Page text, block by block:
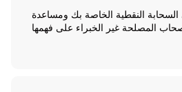
السحابة النقطية الخاصة بك ومساعدة